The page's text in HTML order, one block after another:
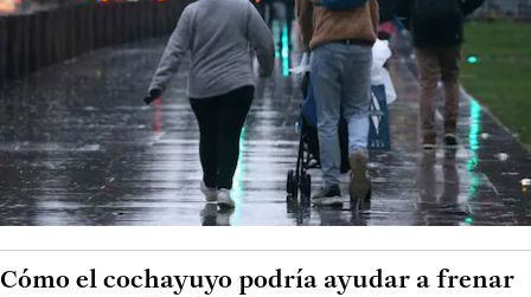
Cómo el cochayuyo podría ayudar a frenar